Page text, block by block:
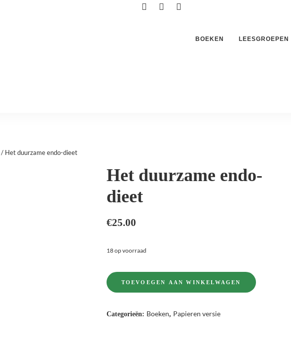
BOEKEN LEESGROEPEN
/ Het duurzame endo-dieet
Het duurzame endo-
dieet
€25.00
18 op voorraad
TOEVOEGEN AAN WINKELWAGEN
Categorieën: Boeken, Papieren versie